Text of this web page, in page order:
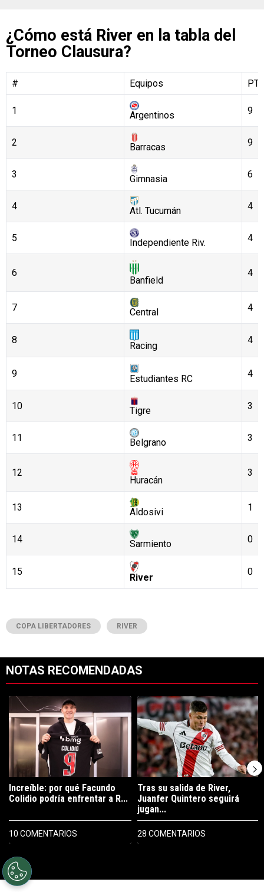
¿Cómo está River en la tabla del
Torneo Clausura?
# Equipos
1 Argentinos 9
2 Barracas 9
3 Gimnasia 6
4 Atl. Tucumán 4
5 Independiente Riv. 4
6
Banfield
4
7 Central 4
8
Racing
4
9 Estudiantes RC 4
10 Tigre 3
11 Belgrano 3
12
Huracán
3
13 Aldosivi 1
14 Sarmiento 0
15
River
0
COPA LIBERTADORES RIVER
NOTAS RECOMENDADAS
Un artículo de tendencia con el título "Increíble: por qué Facundo
Increíble: por qué Facundo
Colidio podría enfrentar a R...
10 COMENTARIOS
Un artículo de tendencia con el
Tras su salida de River,
Juanfer Quintero seguirá
jugan...
28 COMENTARIOS